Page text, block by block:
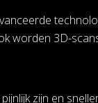
worden 3D-
zijn en